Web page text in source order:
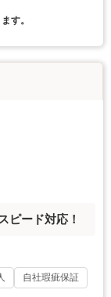
す。
ピード対応！
自社瑕疵保証